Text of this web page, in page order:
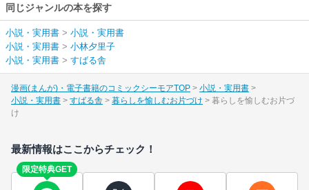
同じジャンルの本を探す
小説・実用書 > 小説・実用書
小説・実用書 > 小林夕里子
小説・実用書 > すばる舎
漫画(まんが)・電子書籍のコミックシーモアTOP
小説・実用書
小説・実用書
すばる舎 暮らしを愉しむお片づけ
暮らしを愉しむお片づ
け
最新情報はここからチェック！
限定特典GET